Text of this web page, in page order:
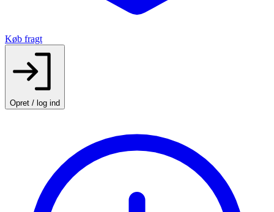
Køb fragt
Opret / log ind